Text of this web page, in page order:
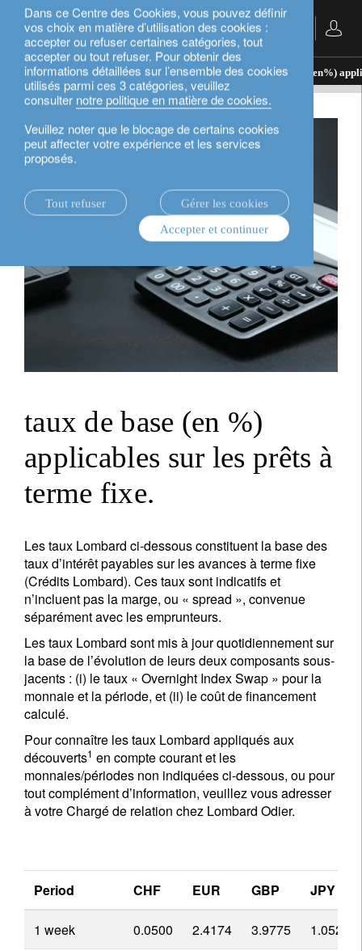
Dans ce Centre des Cookies, vous pouvez définir
vos choix en matière d’utilisation des cookies :
accepter ou refuser certaines catégories, tout
accepter ou tout refuser. Pour obtenir des
informations détaillées sur l’ensemble des cookies
utilisés parmi ces 3 catégories, veuillez
consulter notre politique en matière de cookies.
Veuillez noter que le blocage de certains cookies
peut affecter votre expérience et les services
proposés.
Tout refuser
Gérer les cookies
Accepter et continuer
Français
banque privée. le crédit lombard. taux de base (en%)
taux de base (en %)
applicables sur les prêts à
terme fixe.
Les taux Lombard ci-dessous constituent la base des
taux d’intérêt payables sur les avances à terme fixe
(Crédits Lombard). Ces taux sont indicatifs et
n’incluent pas la marge, ou « spread », convenue
séparément avec les emprunteurs.
Les taux Lombard sont mis à jour quotidiennement sur
la base de l’évolution de leurs deux composants sous-
jacents : (i) le taux « Overnight Index Swap » pour la
monnaie et la période, et (ii) le coût de financement
calculé.
Pour connaître les taux Lombard appliqués aux
découverts1 en compte courant et les
monnaies/périodes non indiquées ci-dessous, ou pour
tout complément d’information, veuillez vous adresser
à votre Chargé de relation chez Lombard Odier.
Period CHF EUR GBP JPY
1 week 0.0500 2.4174 3.9775 1.0523